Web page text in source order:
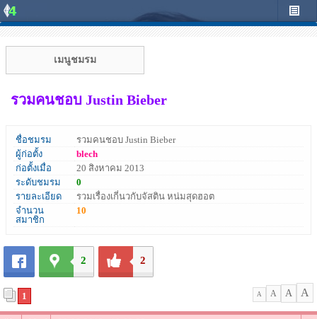
เมนูชมรม
รวมคนชอบ Justin Bieber
ชื่อชมรม
รวมคนชอบ Justin Bieber
ผู้ก่อตั้ง
blech
ก่อตั้งเมื่อ
20 สิงหาคม 2013
ระดับชมรม
0
รายละเอียด
รวมเรื่องเกี่นวกับจัสติน หน่มสุดฮอต
จำนวน
สมาชิก
10
2 2
1 A A A A